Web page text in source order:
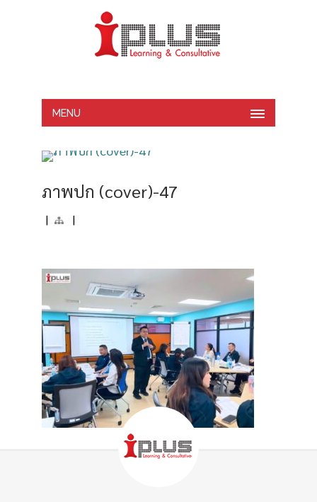
MENU
ภาพปก (cover)-47
| |